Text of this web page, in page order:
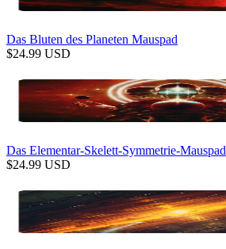
Das Bluten des Planeten Mauspad
$24.99 USD
Das Elementar-Skelett-Symmetrie-Mauspad
$24.99 USD